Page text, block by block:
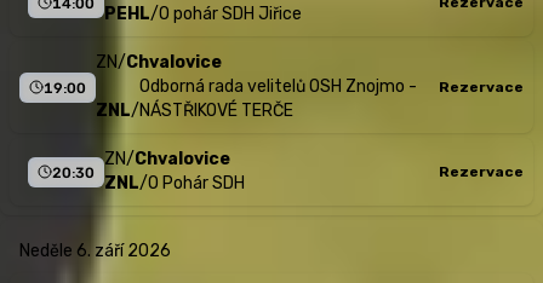
PEHL/O pohár SDH Jiřice
19:00
ZN/Chvalovice
ZNL/
Odborná rada velitelů OSH Znojmo -
NÁSTŘIKOVÉ TERČE
Rezervace
20:30
ZN/Chvalovice
ZNL/O Pohár SDH
Rezervace
neděle 6. září 2026